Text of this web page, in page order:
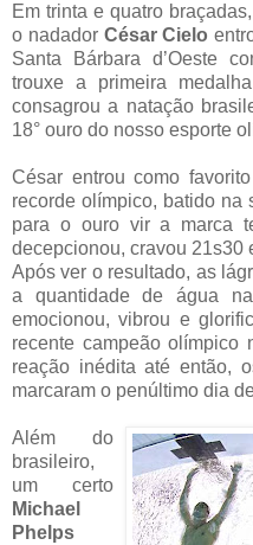
Em trinta e quatro
o nadador César Cielo
Santa Bárbara d’Oeste
trouxe a primeira
consagrou a natação
18° ouro do nosso esporte
César entrou como
recorde olímpico, batido na
para o ouro vir a marca
decepcionou, cravou 21s30
Após ver o resultado, as
a quantidade de água
emocionou, vibrou e
recente campeão
reação inédita até então,
marcaram o penúltimo dia
Além do
brasileiro,
um certo
Michael
Phelps